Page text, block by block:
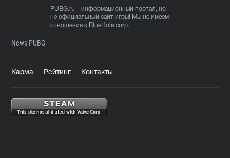
PUBG.ru – информационный портал, но
не официальный сайт игры! Мы не имеем
отношения к BlueHole corp.
News PUBG
Карма Рейтинг Контакты